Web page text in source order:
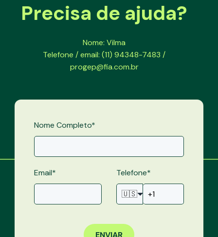
Precisa de ajuda?
Nome: Vilma
Telefone / email: (11) 94348-7483 /
progep@fia.com.br
Nome Completo*
Email* Telefone*
🇺🇸